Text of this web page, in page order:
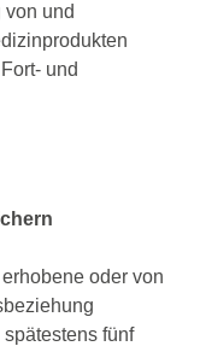
und
und
oder von
fünf